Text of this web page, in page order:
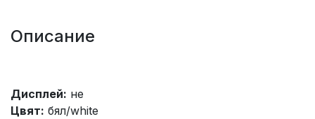
Описание
Дисплей: не
Цвят: бял/white